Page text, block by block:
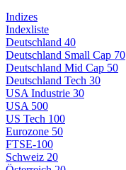
Indizes
Indexliste
Deutschland 40
Deutschland Small Cap 70
Deutschland Mid Cap 50
Deutschland Tech 30
USA Industrie 30
USA 500
US Tech 100
Eurozone 50
FTSE-100
Schweiz 20